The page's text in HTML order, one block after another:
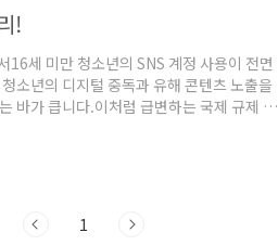
!
세 미만 청소년의 SNS 계정 사용이 전면
소년의 디지털 중독과 유해 콘텐츠 노출을
바가 큽니다.이처럼 급변하는 국제 규제 환
제시합니다.SNS 규제의 두 가지 핵심 관
1